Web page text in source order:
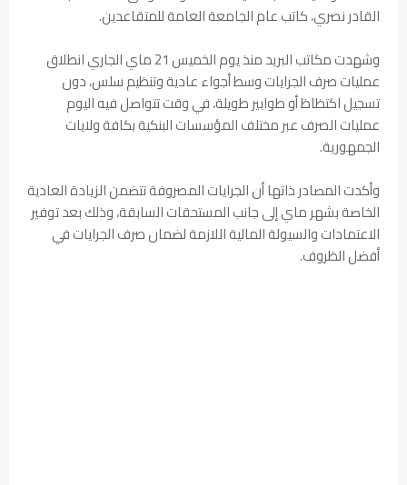
القادر نصري، كاتب عام الجامعة العامة للمتقاعدين.
وشهدت مكاتب البريد منذ يوم الخميس 21 ماي الجاري انطلاق
عمليات صرف الجرايات وسط أجواء عادية وتنظيم سلس، دون
تسجيل اكتظاظ أو طوابير طويلة، في وقت تتواصل فيه اليوم
عمليات الصرف عبر مختلف المؤسسات البنكية بكافة ولايات
الجمهورية.
وأكدت المصادر ذاتها أن الجرايات المصروفة تتضمن الزيادة العادية
الخاصة بشهر ماي إلى جانب المستحقات السابقة، وذلك بعد توفير
الاعتمادات والسيولة المالية اللازمة لضمان صرف الجرايات في
أفضل الظروف.